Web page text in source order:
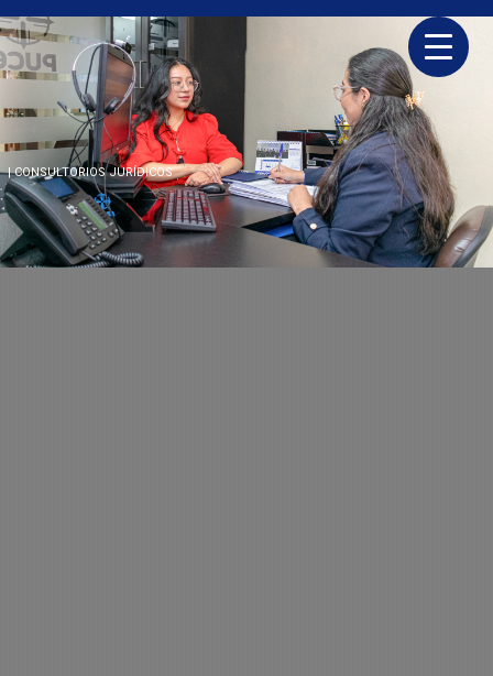
| CONSULTORIOS JURÍDICOS